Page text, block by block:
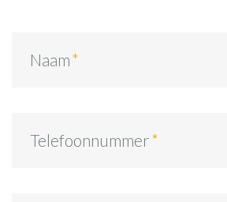
Naam
Telefoonnummer